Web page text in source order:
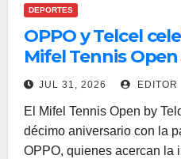
DEPORTES
OPPO y Telcel
Mifel Tennis
innovación y
JUL 31, 2026 EDITOR
El Mifel Tennis Open by
décimo aniversario con la
OPPO, quienes acercan la